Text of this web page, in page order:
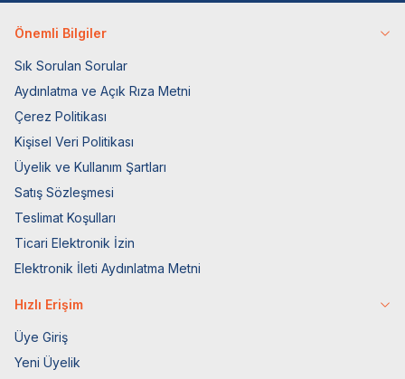
Önemli Bilgiler
Sık Sorulan Sorular
Aydınlatma ve Açık Rıza Metni
Çerez Politikası
Kişisel Veri Politikası
Üyelik ve Kullanım Şartları
Satış Sözleşmesi
Teslimat Koşulları
Ticari Elektronik İzin
Elektronik İleti Aydınlatma Metni
Hızlı Erişim
Üye Giriş
Yeni Üyelik